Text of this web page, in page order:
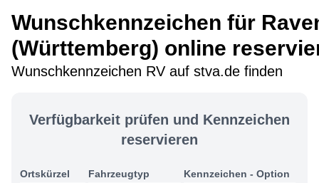
Wunschkennzeichen für
(Württemberg) online
Wunschkennzeichen RV auf stva.de finden
Verfügbarkeit prüfen und Kennzeichen
reservieren
Ortskürzel Fahrzeugtyp Kennzeichen - Option